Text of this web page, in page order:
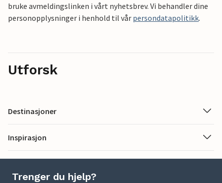
bruke avmeldingslinken i vårt nyhetsbrev. Vi behandler dine
personopplysninger i henhold til vår persondatapolitikk.
Utforsk
Destinasjoner
Inspirasjon
Trenger du hjelp?